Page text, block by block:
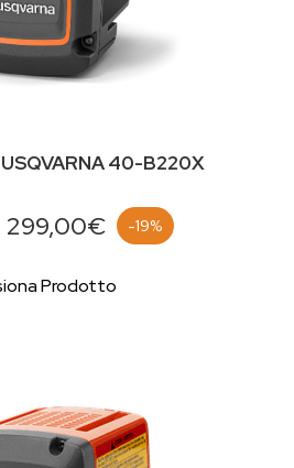
40-B220X
299,00€ -19%
Prodotto